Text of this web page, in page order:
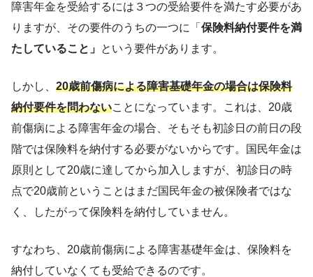
障害年金を受給するには３つの受給要件を満たす必要があ
りますが、その要件のうちの一つに「 保険料納付要件を満
たしていること」 という要件があります。
しかし、 20歳前傷病による障害基礎年金の場合は保険料
納付要件を問わないことになっています。これは、20歳
前傷病による障害年金の場合、そもそも初診日の前日の段
階では保険料を納付する必要がないからです。国民年金は
原則として20歳に達してから加入しますが、初診日の時
点で20歳前ということはまだ国民年金の被保険者ではな
く、したがって保険料を納付していません。
すなわち、20歳前傷病による障害基礎年金は、保険料を
納付していなくても受給できるのです。